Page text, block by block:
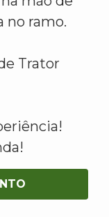
no ramo.
Trator